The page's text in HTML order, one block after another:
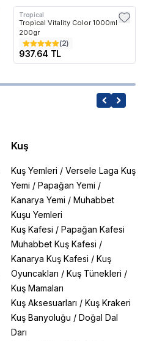
Tropical
Tropical Vitality Color 1000ml
200gr
(2)
937.64 TL
Kuş
Kuş Yemleri / Versele Laga Kuş
Yemi / Papağan Yemi /
Kanarya Yemi / Muhabbet
Kuşu Yemleri
Kuş Kafesi / Papağan Kafesi
Muhabbet Kuş Kafesi /
Kanarya Kuş Kafesi / Kuş
Oyuncakları / Kuş Tünekleri /
Kuş Mamaları
Kuş Aksesuarları / Kuş Krakeri
Kuş Banyoluğu / Doğal Dal
Darı